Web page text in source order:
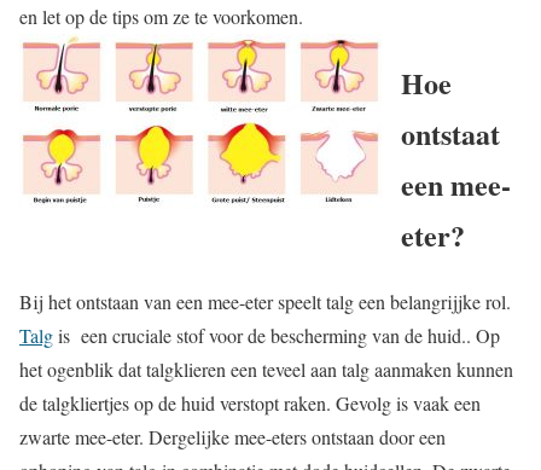
en let op de tips om ze te voorkomen.
Hoe
ontstaat
een mee-
eter?
Bij het ontstaan van een mee-eter speelt talg een belangrijjke rol.
Talgis een cruciale stof voor de bescherming van de huid.. Op
het ogenblik dat talgklieren een teveel aan talg aanmaken kunnen
de talgkliertjes op de huid verstopt raken. Gevolg is vaak een
zwarte mee-eter. Dergelijke mee-eters ontstaan door een